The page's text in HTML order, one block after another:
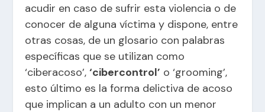
acudir en caso de sufrir esta violencia o de
conocer de alguna víctima y dispone, entre
otras cosas, de un glosario con palabras
específicas que se utilizan como
‘ciberacoso’,‘cibercontrol’ o ‘grooming’,
esto último es la forma delictiva de acoso
que implican a un adulto con un menor